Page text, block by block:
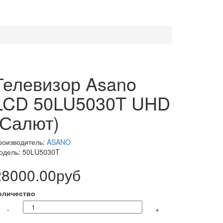
Asano
50LU5030T UHD
ASANO
50LU5030T
-
+